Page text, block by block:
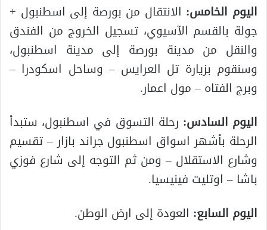
اليوم الخامس: الانتقال من بورصة إلى اسطنبول +
جولة بالقسم الآسيوي، تسجيل الخروج من الفندق
والنقل من مدينة بورصة إلى مدينة اسطنبول،
وسنقوم بزيارة تل العرايس – وساحل اسكودرا –
وبرج الفتاه – مول اعمار.
اليوم السادس: رحلة التسوق في اسطنبول، ستبدأ
الرحلة بأشهر اسواق اسطنبول جراند بازار – تقسيم
وشارع الاستقلال – ومن ثم التوجه إلى شارع فوزي
باشا – اوتليت فينيسيا.
اليوم السابع: العودة إلى ارض الوطن.